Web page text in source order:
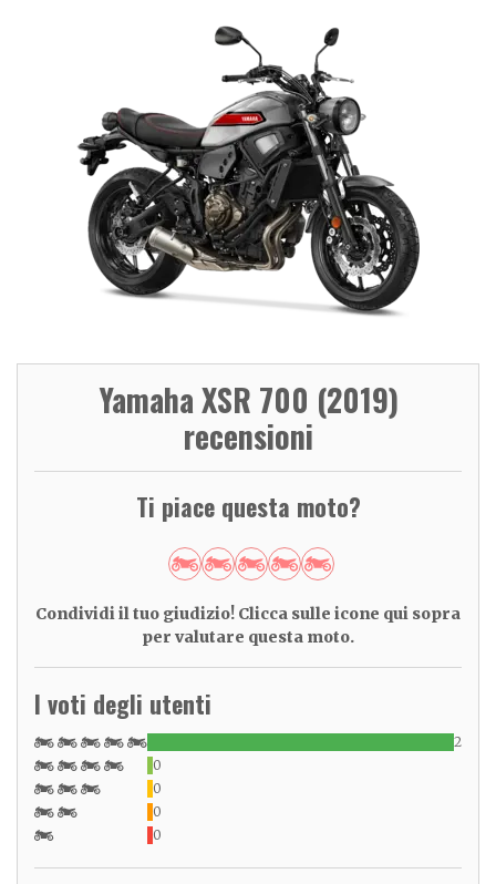
Yamaha XSR 700 (2019)
recensioni
Ti piace questa moto?
Condividi il tuo giudizio! Clicca sulle icone qui sopra
per valutare questa moto.
I voti degli utenti
2
0
0
0
0